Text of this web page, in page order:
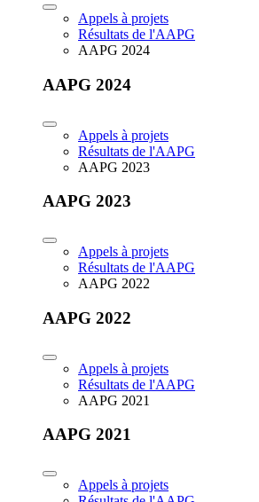
Appels à projets
Résultats de l'AAPG
AAPG 2024
AAPG 2024
Appels à projets
Résultats de l'AAPG
AAPG 2023
AAPG 2023
Appels à projets
Résultats de l'AAPG
AAPG 2022
AAPG 2022
Appels à projets
Résultats de l'AAPG
AAPG 2021
AAPG 2021
Appels à projets